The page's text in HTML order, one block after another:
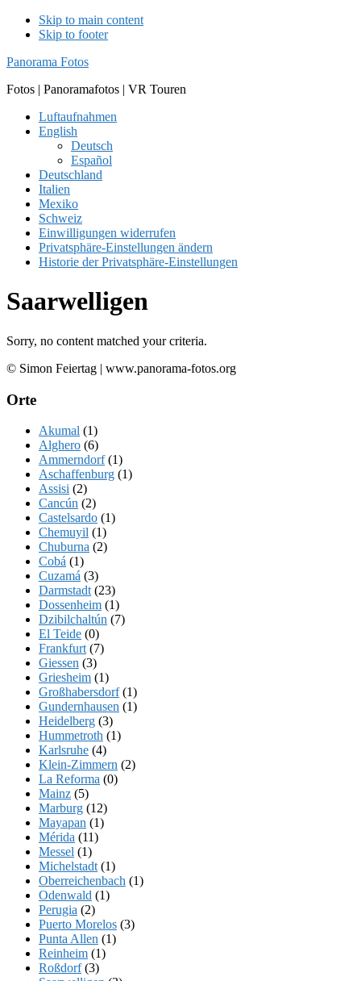
Skip to main content
Skip to footer
Panorama Fotos
Fotos | Panoramafotos | VR Touren
Luftaufnahmen
English
Deutsch
Español
Deutschland
Italien
Mexiko
Schweiz
Einwilligungen widerrufen
Privatsphäre-Einstellungen ändern
Historie der Privatsphäre-Einstellungen
Saarwelligen
Sorry, no content matched your criteria.
Footer
© Simon Feiertag | www.panorama-fotos.org
Orte
Akumal (1)
Alghero (6)
Ammerndorf(1)
Aschaffenburg (1)
Assisi (2)
Cancún (2)
Castelsardo (1)
Chemuyil (1)
Chuburna (2)
Cobá (1)
Cuzamá (3)
Darmstadt (23)
Dossenheim (1)
Dzibilchaltún (7)
El Teide (0)
Frankfurt (7)
Giessen (3)
Griesheim (1)
Großhabersdorf(1)
Gundernhausen (1)
Heidelberg (3)
Hummetroth (1)
Karlsruhe (4)
Klein-Zimmern (2)
La Reforma (0)
Mainz (5)
Marburg (12)
Mayapan (1)
Mérida (11)
Messel (1)
Michelstadt (1)
Oberreichenbach (1)
Odenwald (1)
Perugia (2)
Puerto Morelos (3)
Punta Allen (1)
Reinheim (1)
Roßdorf(3)